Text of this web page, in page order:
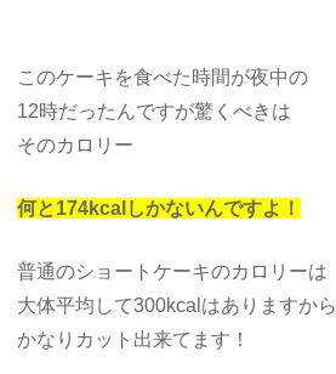
このケーキを食べた時間が夜中の
12時だったんですが驚くべきは
そのカロリー
何と174kcalしかないんですよ！
普通のショートケーキのカロリーは
大体平均して300kcalはありますから
かなりカット出来てます！